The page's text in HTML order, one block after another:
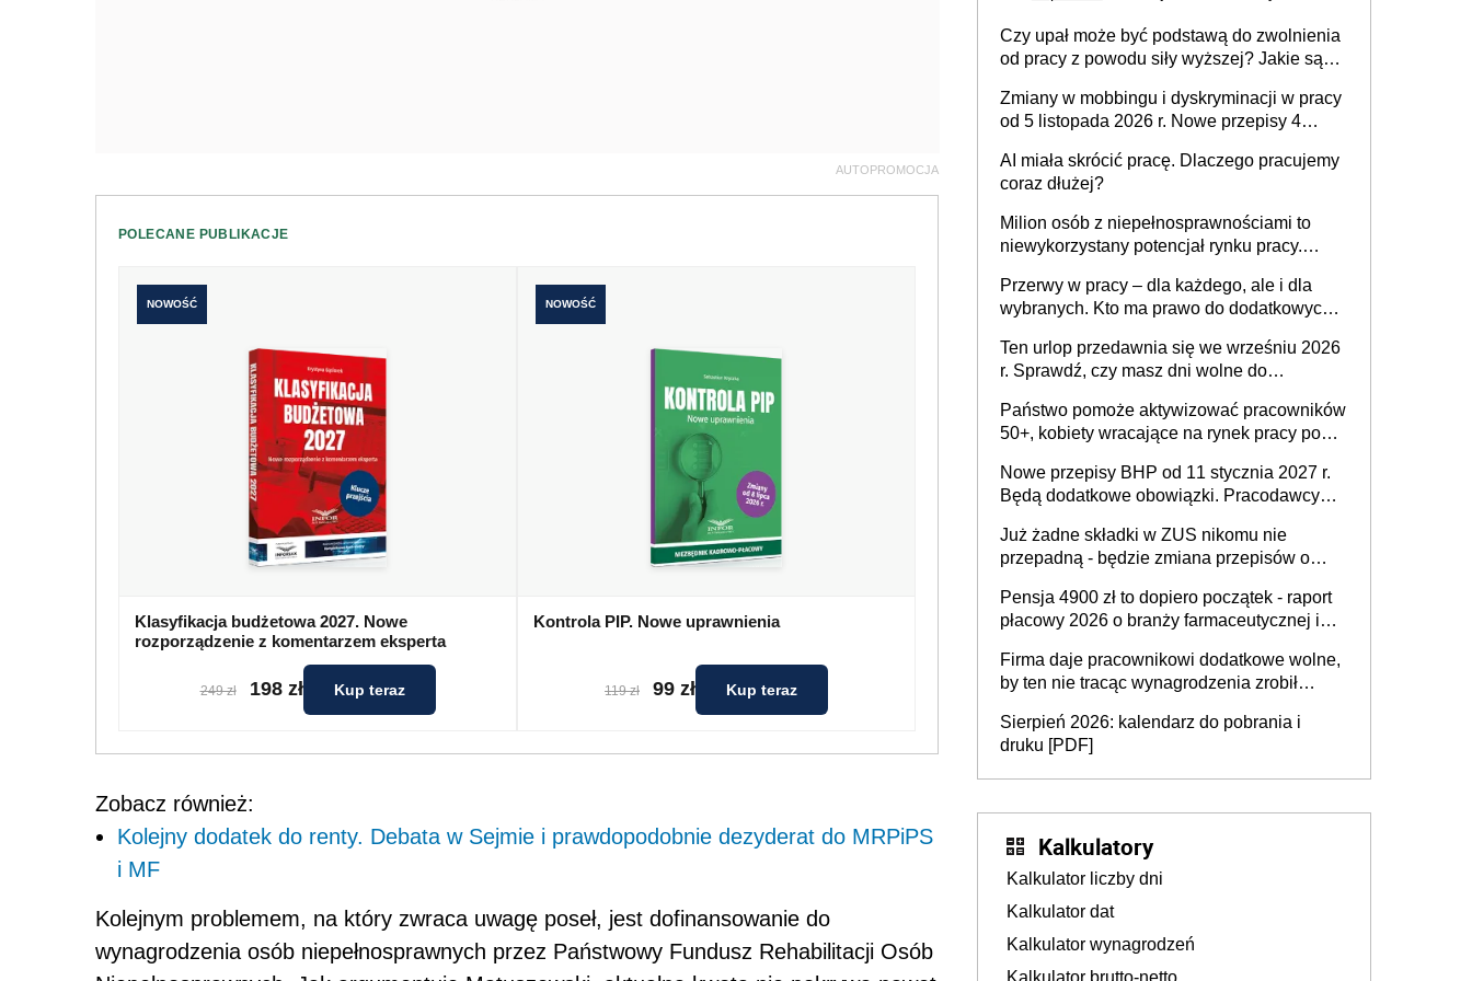
AUTOPROMOCJA
POLECANE PUBLIKACJE
NOWOŚĆ
Klasyfikacja budżetowa 2027. Nowe
rozporządzenie z komentarzem eksperta
249 zł 198 zł Kup teraz
NOWOŚĆ
Kontrola PIP. Nowe uprawnienia
119 zł 99 zł Kup teraz
Zobacz również:
Kolejny dodatek do renty. Debata w Sejmie i prawdopodobnie dezyderat do MRPiPS
i MF
Kolejnym problemem, na który zwraca uwagę poseł, jest dofinansowanie do
wynagrodzenia osób niepełnosprawnych przez Państwowy Fundusz Rehabilitacji Osób
Czy upał może być podstawą do zwolnienia
od pracy z powodu siły wyższej? Jakie są
Zmiany w mobbingu i dyskryminacji w pracy
od 5 listopada 2026 r. Nowe przepisy 4
Ustaw
AI miała skrócić pracę. Dlaczego pracujemy
coraz dłużej?
Milion osób z niepełnosprawnościami to
niewykorzystany potencjał rynku pracy.
dofinansowań czy refundacji, ale bariery po
stronie systemu i świadomości
pracodawców [WYWIAD]
Przerwy w pracy – dla każdego, ale i dla
wybranych. Kto ma prawo do dodatkowych
Ten urlop przedawnia się we wrześniu 2026
r. Sprawdź, czy masz dni wolne do
Państwo pomoże aktywizować pracowników
50+, kobiety wracające na rynek pracy po
osoby neuroatypowe. Powstanie Fundusz
na rzecz Inkluzywności w Zatrudnianiu?
Nowe przepisy BHP od 11 stycznia 2027 r.
Będą dodatkowe obowiązki. Pracodawcy
Już żadne składki w ZUS nikomu nie
przepadną - będzie zmiana przepisów o
ubezpieczeniom społecznym
Pensja 4900 zł to dopiero początek - raport
płacowy 2026 o branży farmaceutycznej i
Firma daje pracownikowi dodatkowe wolne,
by ten nie tracąc wynagrodzenia zrobił
sprawdza
Sierpień 2026: kalendarz do pobrania i
druku [PDF]
Kalkulatory
Kalkulator liczby dni
Kalkulator dat
Kalkulator wynagrodzeń